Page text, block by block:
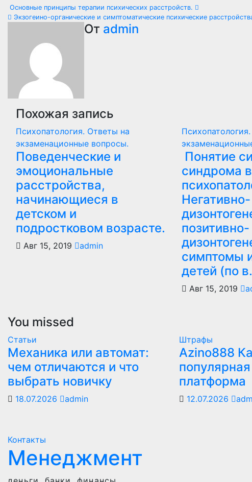
Навигация
записям
Основные принципы терапии психических расстройств.
Экзогеино-органические и симптоматические психические
От admin
Похожая запись
Психопатология. Ответы на
экзаменационные вопросы.
Поведенческие и
эмоциональные
расстройства,
начинающиеся в
детском и
подростковом возрасте.
Авг 15, 2019 admin
Понятие
синдрома в
Негативно-
позитивно-
симптомы
детей (по
Авг 15, 2019
You missed
Статьи
Механика или автомат:
чем отличаются и что
выбрать новичку
18.07.2026 admin
Штрафы
Azino888
платформа
12.07.2026
Контакты
Менеджмент